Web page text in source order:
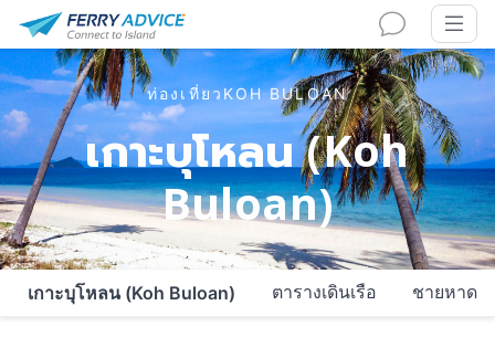
ท่องเที่ยวKOH BULOAN
เกาะบุโหลน (Koh
Buloan)
เกาะบุโหลน (Koh Buloan) ตารางเดินเรือ ชายหาด